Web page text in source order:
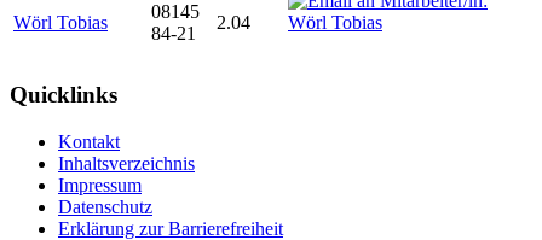
Wörl Tobias
08145
84-21
2.04
Quicklinks
Kontakt
Inhaltsverzeichnis
Impressum
Datenschutz
Erklärung zur Barrierefreiheit